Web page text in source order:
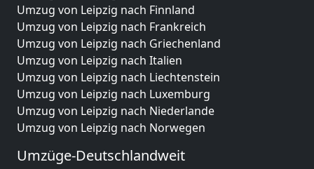
Umzug von Leipzig nach Finnland
Umzug von Leipzig nach Frankreich
Umzug von Leipzig nach Griechenland
Umzug von Leipzig nach Italien
Umzug von Leipzig nach Liechtenstein
Umzug von Leipzig nach Luxemburg
Umzug von Leipzig nach Niederlande
Umzug von Leipzig nach Norwegen
Umzüge-Deutschlandweit